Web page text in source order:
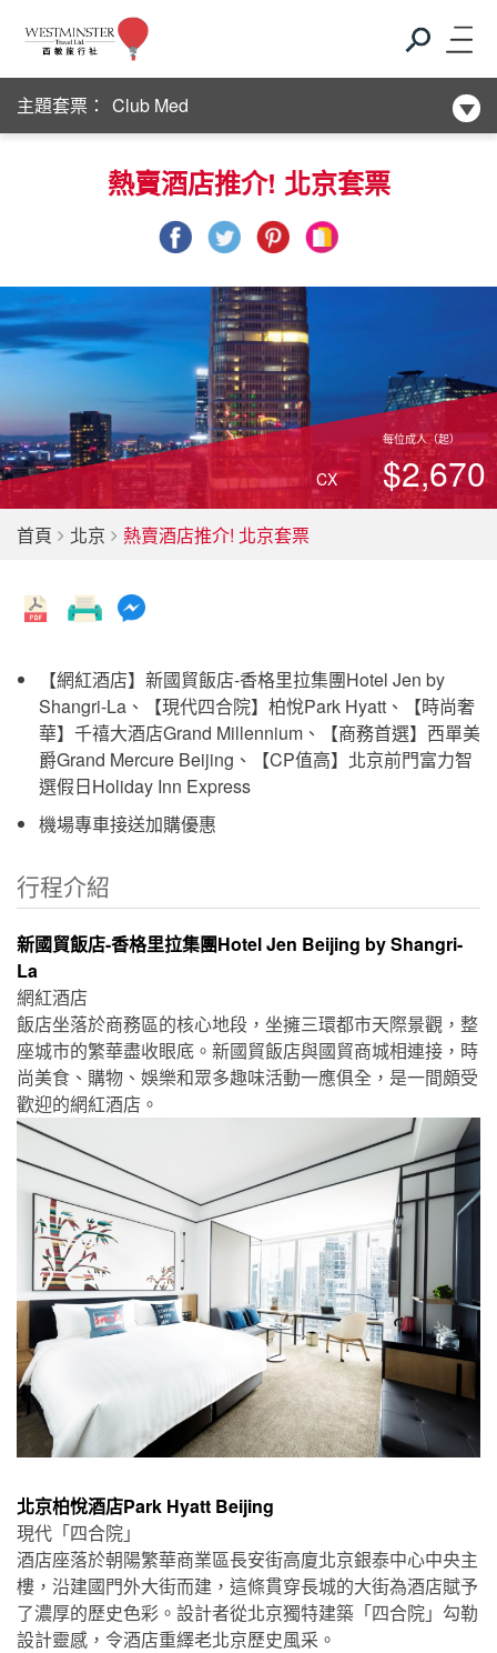
主題套票：
Club Med
新酒店系列
Club Med
新酒店系列
熱賣酒店推介! 北京套票
CX
每位成人（起）
$2,670
首頁 北京 熱賣酒店推介! 北京套票
【網紅酒店】新國貿飯店-香格里拉集團Hotel Jen by
Shangri-La、【現代四合院】柏悅Park Hyatt、【時尚奢
華】千禧大酒店Grand Millennium、【商務首選】西單美
爵Grand Mercure Beijing、【CP值高】北京前門富力智
選假日Holiday Inn Express
機場專車接送加購優惠
行程介紹
新國貿飯店-香格里拉集團Hotel Jen Beijing by Shangri-
La
網紅酒店
飯店坐落於商務區的核心地段，坐擁三環都市天際景觀，整
座城市的繁華盡收眼底。新國貿飯店與國貿商城相連接，時
尚美食、購物、娛樂和眾多趣味活動一應俱全，是一間頗受
歡迎的網紅酒店。
北京柏悅酒店Park Hyatt Beijing
現代「四合院」
酒店座落於朝陽繁華商業區長安街高廈北京銀泰中心中央主
樓，沿建國門外大街而建，這條貫穿長城的大街為酒店賦予
了濃厚的歷史色彩。設計者從北京獨特建築「四合院」勾勒
設計靈感，令酒店重繹老北京歷史風采。